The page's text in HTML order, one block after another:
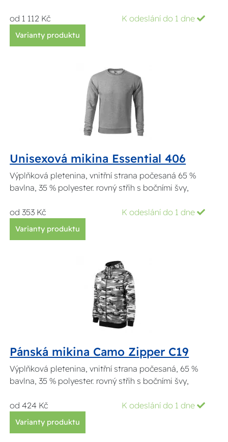
od 1 112 Kč K odeslání do 1 dne
Varianty produktu
Unisexová mikina Essential 406
Výplňková pletenina, vnitřní strana počesaná 65 %
bavlna, 35 % polyester. rovný střih s bočními švy,
od 353 Kč K odeslání do 1 dne
Varianty produktu
Pánská mikina Camo Zipper C19
Výplňková pletenina, vnitřní strana počesaná, 65 %
bavlna, 35 % polyester. rovný střih s bočními švy,
od 424 Kč K odeslání do 1 dne
Varianty produktu